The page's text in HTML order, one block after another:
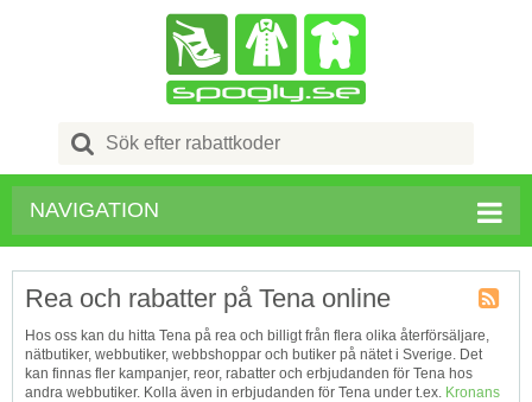
Search
for:
NAVIGATION
Tagg
Rea och rabatter på Tena online
Hos oss kan du hitta Tena på rea och billigt från flera olika återförsäljare,
nätbutiker, webbutiker, webbshoppar och butiker på nätet i Sverige. Det
kan finnas fler kampanjer, reor, rabatter och erbjudanden för Tena hos
andra webbutiker. Kolla även in erbjudanden för Tena under t.ex. Kronans